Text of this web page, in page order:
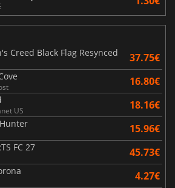
Creed Black Flag Resynced
37.75€
16.80€
US 18.16€
15.96€
FC 27 45.73€
4.27€